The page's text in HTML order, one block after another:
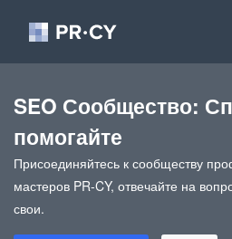
SEO Сообщество:
помогайте
Присоединяйтесь к сообществу
мастеров PR-CY, отвечайте на
свои.